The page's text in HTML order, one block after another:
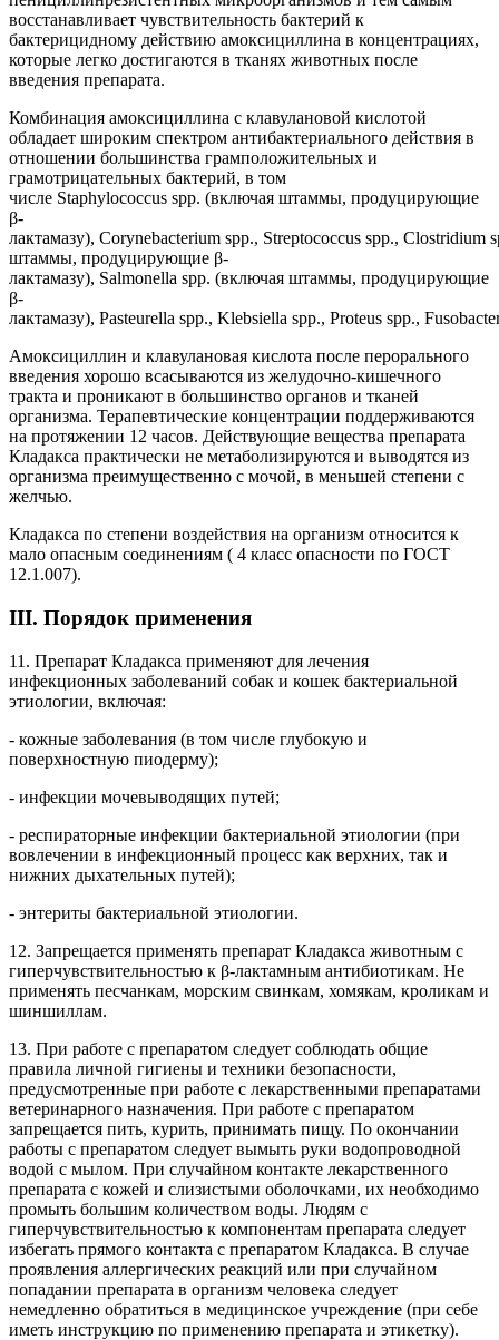
восстанавливает чувствительность бактерий к
бактерицидному действию амоксициллина в концентрациях,
которые легко достигаются в тканях животных после
введения препарата.
Комбинация амоксициллина с клавулановой кислотой
обладает широким спектром антибактериального действия в
отношении большинства грамположительных и
грамотрицательных бактерий, в том
числе Staphylococcus spp. (включая штаммы, продуцирующие
β-
лактамазу), Corynebacterium spp., Streptococcus spp., Clostridium
штаммы, продуцирующие β-
лактамазу), Salmonella spp. (включая штаммы, продуцирующие
β-
лактамазу), Pasteurella spp., Klebsiella spp., Proteus spp.,
Амоксициллин и клавулановая кислота после перорального
введения хорошо всасываются из желудочно-кишечного
тракта и проникают в большинство органов и тканей
организма. Терапевтические концентрации поддерживаются
на протяжении 12 часов. Действующие вещества препарата
Кладакса практически не метаболизируются и выводятся из
организма преимущественно с мочой, в меньшей степени с
желчью.
Кладакса по степени воздействия на организм относится к
мало опасным соединениям ( 4 класс опасности по ГОСТ
12.1.007).
III. Порядок применения
11. Препарат Кладакса применяют для лечения
инфекционных заболеваний собак и кошек бактериальной
этиологии, включая:
- кожные заболевания (в том числе глубокую и
поверхностную пиодерму);
- инфекции мочевыводящих путей;
- респираторные инфекции бактериальной этиологии (при
вовлечении в инфекционный процесс как верхних, так и
нижних дыхательных путей);
- энтериты бактериальной этиологии.
12. Запрещается применять препарат Кладакса животным с
гиперчувствительностью к β-лактамным антибиотикам. Не
применять песчанкам, морским свинкам, хомякам, кроликам и
шиншиллам.
13. При работе с препаратом следует соблюдать общие
правила личной гигиены и техники безопасности,
предусмотренные при работе с лекарственными препаратами
ветеринарного назначения. При работе с препаратом
запрещается пить, курить, принимать пищу. По окончании
работы с препаратом следует вымыть руки водопроводной
водой с мылом. При случайном контакте лекарственного
препарата с кожей и слизистыми оболочками, их необходимо
промыть большим количеством воды. Людям с
гиперчувствительностью к компонентам препарата следует
избегать прямого контакта с препаратом Кладакса. В случае
проявления аллергических реакций или при случайном
попадании препарата в организм человека следует
немедленно обратиться в медицинское учреждение (при себе
иметь инструкцию по применению препарата и этикетку).